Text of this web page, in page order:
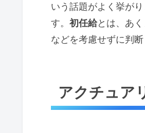
いう話題がよく挙が
す。 初任給とは、あ
などを考慮せずに判
アクチュア